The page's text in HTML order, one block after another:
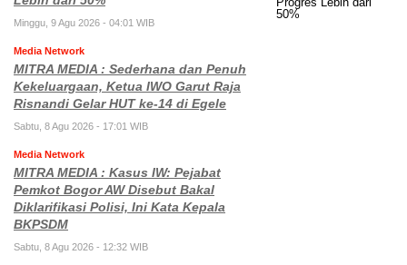
Minggu, 9 Agu 2026 - 04:01 WIB
Media Network
MITRA MEDIA : Sederhana dan Penuh
Kekeluargaan, Ketua IWO Garut Raja
Risnandi Gelar HUT ke-14 di Egele
Sabtu, 8 Agu 2026 - 17:01 WIB
Media Network
MITRA MEDIA : Kasus IW: Pejabat
Pemkot Bogor AW Disebut Bakal
Diklarifikasi Polisi, Ini Kata Kepala
BKPSDM
Sabtu, 8 Agu 2026 - 12:32 WIB